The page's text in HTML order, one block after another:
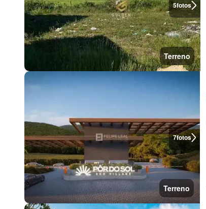
5fotos
Terreno
7fotos
Terreno